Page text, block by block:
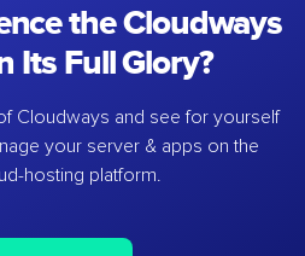
the Cloudways
Its Full Glory?
Cloudways and see for yourself
your server & apps on the
hosting platform.